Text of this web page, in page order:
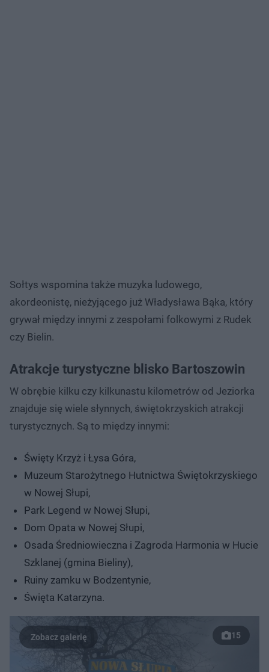
Sołtys wspomina także muzyka ludowego,
akordeonistę, nieżyjącego już Władysława Bąka, który
grywał między innymi z zespołami folkowymi z Rudek
czy Bielin.
Atrakcje turystyczne blisko Bartoszowin
W obrębie kilku czy kilkunastu kilometrów od Jeziorka
znajduje się wiele słynnych, świętokrzyskich atrakcji
turystycznych. Są to między innymi:
Święty Krzyż i Łysa Góra,
Muzeum Starożytnego Hutnictwa Świętokrzyskiego
w Nowej Słupi,
Park Legend w Nowej Słupi,
Dom Opata w Nowej Słupi,
Osada Średniowieczna i Zagroda Harmonia w Hucie
Szklanej (gmina Bieliny),
Ruiny zamku w Bodzentynie,
Święta Katarzyna.
15